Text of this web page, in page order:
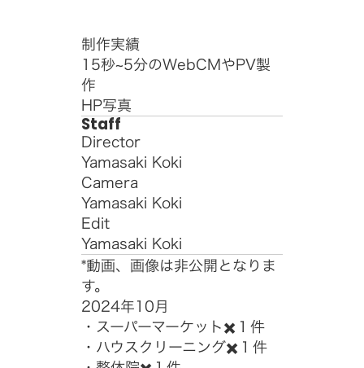
制作実績
15秒~5分のWebCMやPV製
作
HP写真
Staff
Director
Yamasaki Koki
Camera
Yamasaki Koki
Edit
Yamasaki Koki
*動画、画像は非公開となりま
す。
2024年10月
・スーパーマーケット✖️１件
・ハウスクリーニング✖️１件